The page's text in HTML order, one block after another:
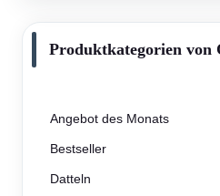
Produktkategorien von
Angebot des Monats
Bestseller
Datteln